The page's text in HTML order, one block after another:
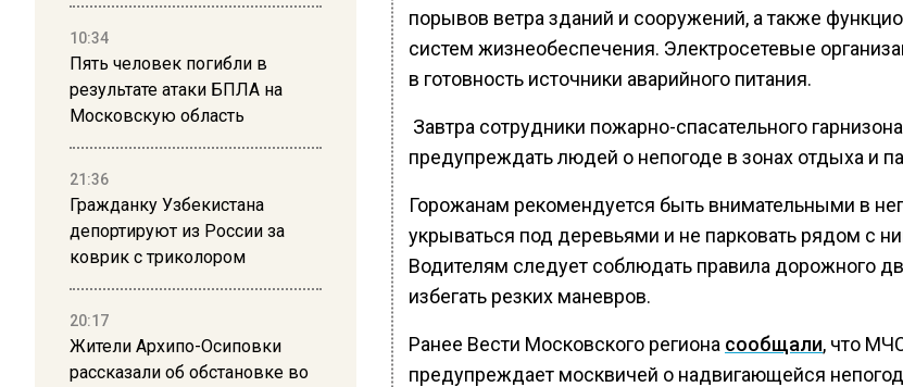
10:34
Пять человек погибли в
результате атаки БПЛА на
Московскую область
21:36
Гражданку Узбекистана
депортируют из России за
коврик с триколором
20:17
Жители Архипо-Осиповки
рассказали об обстановке во
порывов ветра зданий и сооружений, а также
систем жизнеобеспечения. Электросетевые
в готовность источники аварийного питания.
Завтра сотрудники пожарно-спасательного
предупреждать людей о непогоде в зонах отдыха и
Горожанам рекомендуется быть внимательными в
укрываться под деревьями и не парковать рядом с
Водителям следует соблюдать правила дорожного
избегать резких маневров.
Ранее Вести Московского региона сообщали, что
предупреждает москвичей о надвигающейся